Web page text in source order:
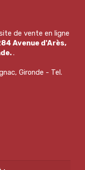
de vente en ligne
Avenue d'Arès,
.
Gironde - Tel.